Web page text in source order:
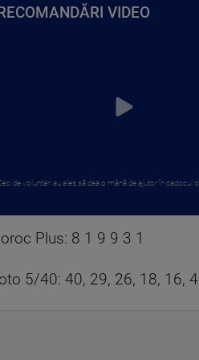
VIDEO
de voluntari au ales să dea o mână de ajutor în padocul
Plus: 8 1 9 9 3 1
5/40: 40, 29, 26, 18, 16, 4